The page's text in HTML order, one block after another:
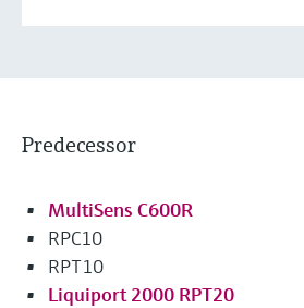
Predecessor
MultiSens C600R
RPC10
RPT10
Liquiport 2000 RPT20